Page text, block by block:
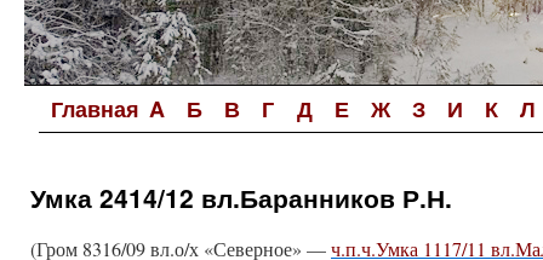
Главная A Б В Г Д Е Ж З И К Л
Умка 2414/12 вл.Баранников Р.Н.
(Гром 8316/09 вл.о/х «Северное» —ч.п.ч.Умка 1117/11